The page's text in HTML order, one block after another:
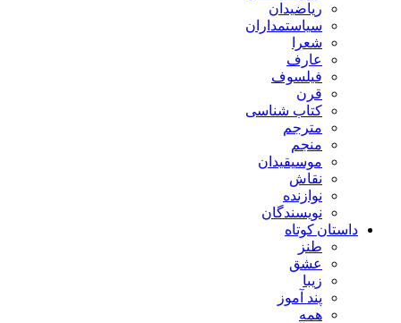
ریاضیدان
سیاستمداران
شعرا
عارف
فیلسوف
قرن
کتاب شناسی
مترجم
منجم
موسیقیدان
نقاش
نوازنده
نویسندگان
داستان کوتاه
طنز
عشق
زیبا
پند آموز
همه